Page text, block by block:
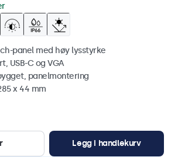
panel med høy lysstyrke
USB-C og VGA
panelmontering
x 44 mm
Legg i handlekurv